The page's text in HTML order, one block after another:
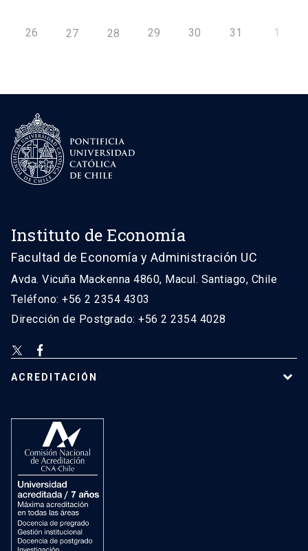
26 27 28 29 30 31 1
Instituto de Economía
Facultad de Economía y Administración UC
Avda. Vicuña Mackenna 4860, Macul. Santiago, Chile
Teléfono: +56 2 2354 4303
Dirección de Postgrado: +56 2 2354 4028
ACREDITACIÓN